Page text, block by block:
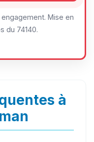
Mise en
du 74140.
à